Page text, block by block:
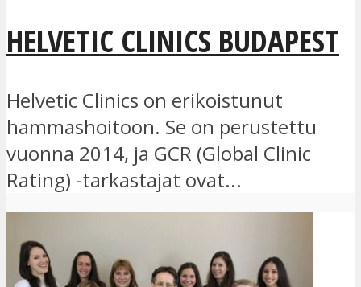
HELVETIC CLINICS BUDAPEST
Helvetic Clinics on erikoistunut
hammashoitoon. Se on perustettu
vuonna 2014, ja GCR (Global Clinic
Rating) -tarkastajat ovat...